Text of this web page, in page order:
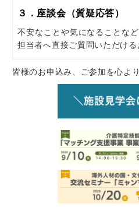
３．座談会（質疑応答）
不安なことや気になることな
担当者へ直接ご質問いただける
皆様のお申込み、ご参加を心よ